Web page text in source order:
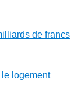
de francs
le logement